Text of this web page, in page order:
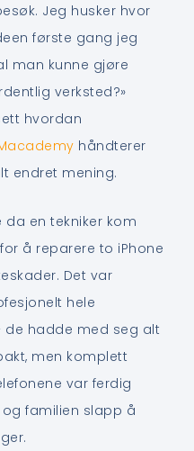
Jeg husker hvor
første gang jeg
man kunne gjøre
verksted?»
hvordan
håndterer
endret mening.
en tekniker kom
å reparere to iPhone
Det var
hele
hadde med seg alt
men komplett
var ferdig
familien slapp å